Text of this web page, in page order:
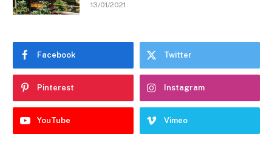
13/01/2021
Facebook Twitter
Pinterest Instagram
YouTube Vimeo